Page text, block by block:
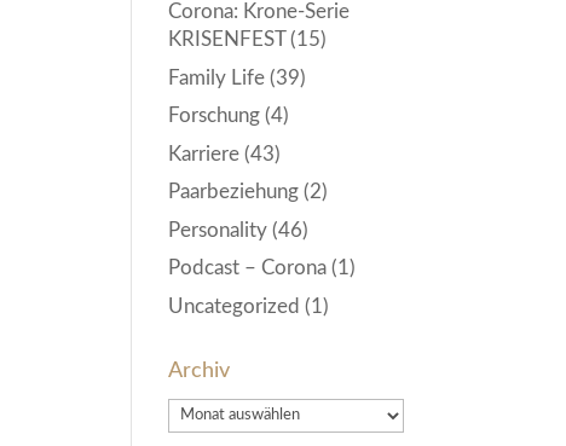
Corona: Krone-Serie
KRISENFEST(15)
Family Life (39)
Forschung (4)
Karriere (43)
Paarbeziehung (2)
Personality (46)
Podcast – Corona (1)
Uncategorized (1)
Archiv
Archiv